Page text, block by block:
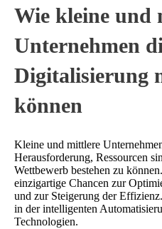
Wie kleine und
Unternehmen
Digitalisierung
können
Kleine und mittlere
Herausforderung, Ressourcen
Wettbewerb bestehen zu
einzigartige Chancen zur
und zur Steigerung der
in der intelligenten
Technologien.